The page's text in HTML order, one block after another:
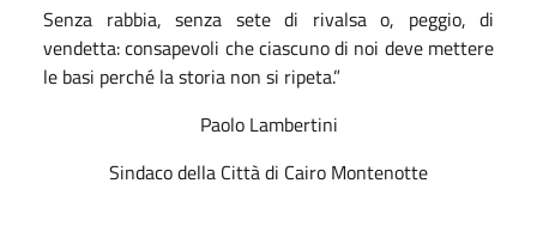
Senza rabbia, senza sete di rivalsa o, peggio, di
vendetta: consapevoli che ciascuno di noi deve mettere
le basi perché la storia non si ripeta.”
Paolo Lambertini
Sindaco della Città di Cairo Montenotte